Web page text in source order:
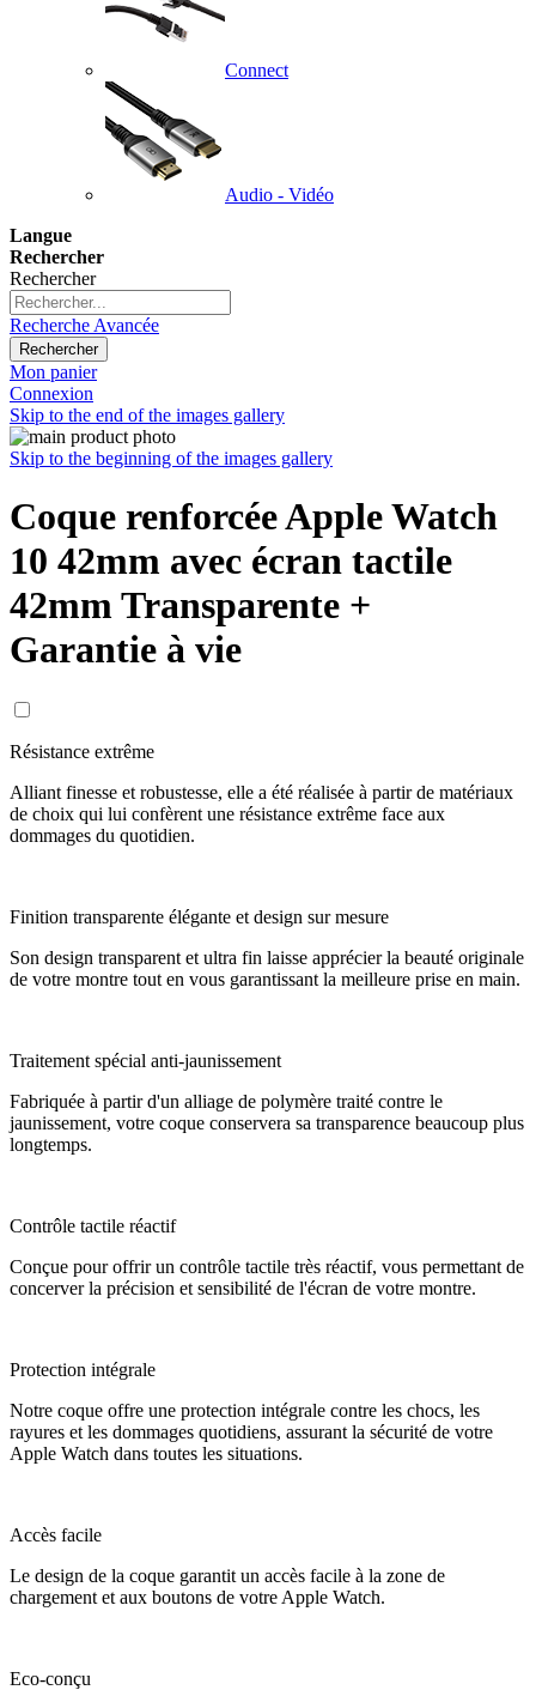
Connect
Audio - Vidéo
Langue
Rechercher
Rechercher
Recherche Avancée
Rechercher
Mon panier
Connexion
Skip to the end of the images gallery
Skip to the beginning of the images gallery
Coque renforcée Apple Watch
10 42mm avec écran tactile
42mm Transparente +
Garantie à vie
Résistance extrême
Alliant finesse et robustesse, elle a été réalisée à partir de matériaux
de choix qui lui confèrent une résistance extrême face aux
dommages du quotidien.
Finition transparente élégante et design sur mesure
Son design transparent et ultra fin laisse apprécier la beauté originale
de votre montre tout en vous garantissant la meilleure prise en main.
Traitement spécial anti-jaunissement
Fabriquée à partir d'un alliage de polymère traité contre le
jaunissement, votre coque conservera sa transparence beaucoup plus
longtemps.
Contrôle tactile réactif
Conçue pour offrir un contrôle tactile très réactif, vous permettant de
concerver la précision et sensibilité de l'écran de votre montre.
Protection intégrale
Notre coque offre une protection intégrale contre les chocs, les
rayures et les dommages quotidiens, assurant la sécurité de votre
Apple Watch dans toutes les situations.
Accès facile
Le design de la coque garantit un accès facile à la zone de
chargement et aux boutons de votre Apple Watch.
Eco-conçu